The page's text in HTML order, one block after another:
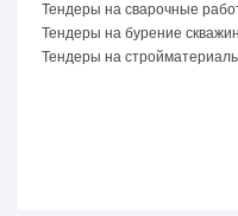
Тендеры на сварочные
Тендеры на бурение скважин
Тендеры на